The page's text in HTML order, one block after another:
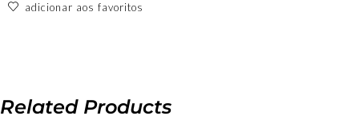
adicionar aos favoritos
Related Products